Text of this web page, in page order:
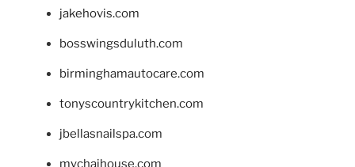
jakehovis.com
bosswingsduluth.com
birminghamautocare.com
tonyscountrykitchen.com
jbellasnailspa.com
mychaihouse.com